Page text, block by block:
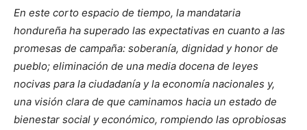
En este corto espacio de tiempo, la mandataria
hondureña ha superado las expectativas en cuanto a las
promesas de campaña: soberanía, dignidad y honor de
pueblo; eliminación de una media docena de leyes
nocivas para la ciudadanía y la economía nacionales y,
una visión clara de que caminamos hacia un estado de
bienestar social y económico, rompiendo las oprobiosas